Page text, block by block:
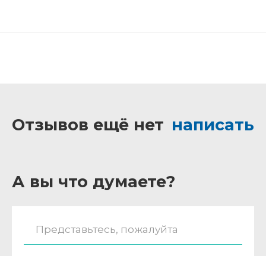
Отзывов ещё нет написать
А вы что думаете?